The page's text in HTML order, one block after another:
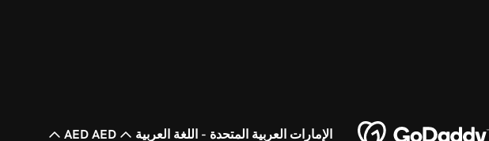
الإمارات العربية المتحدة - اللغة العربية AED AED